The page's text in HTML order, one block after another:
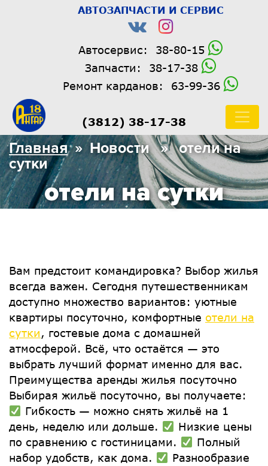
АВТОЗАПЧАСТИ И СЕРВИС
Автосервис:
38-80-15
Запчасти:
38-17-38
Ремонт карданов:
63-99-36
(3812) 38-17-38
отели на сутки
Главная» Новости » отели на
сутки
Вам предстоит командировка? Выбор жилья
всегда важен. Сегодня путешественникам
доступно множество вариантов: уютные
квартиры посуточно, комфортные отели на
сутки, гостевые дома с домашней
атмосферой. Всё, что остаётся — это
выбрать лучший формат именно для вас.
Преимущества аренды жилья посуточно
Выбирая жильё посуточно, вы получаете:
Гибкость — можно снять жильё на 1
день, неделю или дольше.
Низкие цены
по сравнению с гостиницами.
Полный
набор удобств, как дома.
Разнообразие